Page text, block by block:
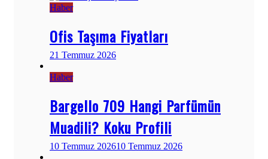
Haber
Ofis Taşıma Fiyatları
21 Temmuz 2026
Haber
Bargello 709 Hangi Parfümün
Muadili? Koku Profili
10 Temmuz 202610 Temmuz 2026